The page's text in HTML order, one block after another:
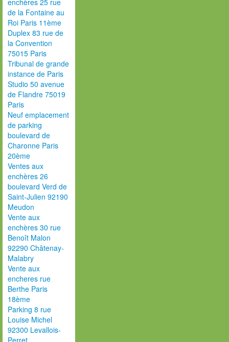
enchères 25 rue
de la Fontaine au
Roi Paris 11ème
Duplex 83 rue de
la Convention
75015 Paris
Tribunal de grande
instance de Paris
Studio 50 avenue
de Flandre 75019
Paris
Neuf emplacement
de parking
boulevard de
Charonne Paris
20ème
Ventes aux
enchères 26
boulevard Verd de
Saint-Julien 92190
Meudon
Vente aux
enchères 30 rue
Benoît Malon
92290 Châtenay-
Malabry
Vente aux
encheres rue
Berthe Paris
18ème
Parking 8 rue
Louise Michel
92300 Levallois-
Perret